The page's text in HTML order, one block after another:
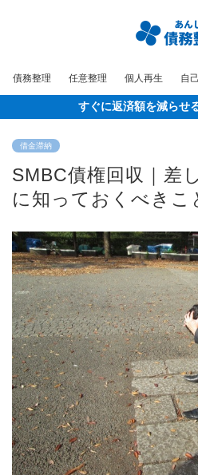
債務整理 任意整理 個人再生 自
すぐに返済額を減らせ
借金滞納
SMBC債権回収｜差
に知っておくべきこ